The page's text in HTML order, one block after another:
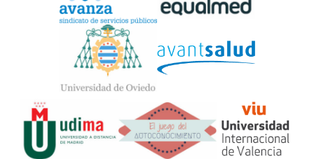
Widget
Logos